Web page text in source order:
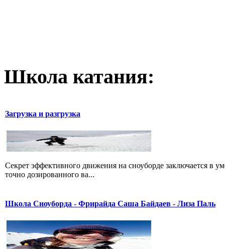
Школа катания:
Загрузка и разгрузка
Секрет эффективного движения на сноуборде заключается в
точно дозированного ва...
Школа Сноуборда - Фрирайда Саша Байдаев - Лиза Паль